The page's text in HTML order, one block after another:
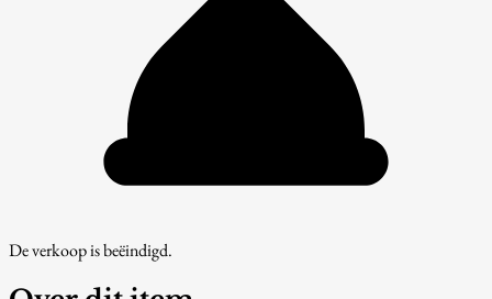
De verkoop is beëindigd.